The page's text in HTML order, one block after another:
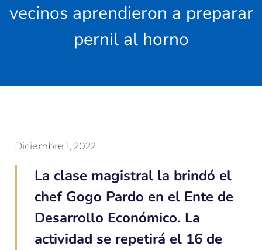
vecinos aprendieron a preparar
pernil al horno
Diciembre 1, 2022
La clase magistral la brindó el
chef Gogo Pardo en el Ente de
Desarrollo Económico. La
actividad se repetirá el 16 de